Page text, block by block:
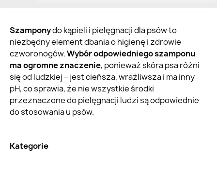
Szamponydo kąpieli i pielęgnacji dla psów to
niezbędny element dbania o higienę i zdrowie
czworonogów.Wybór odpowiedniego szamponu
ma ogromne znaczenie, ponieważ skóra psa różni
się od ludzkiej – jest cieńsza, wrażliwsza i ma inny
pH, co sprawia, że nie wszystkie środki
przeznaczone do pielęgnacji ludzi są odpowiednie
do stosowania u psów.
Kategorie